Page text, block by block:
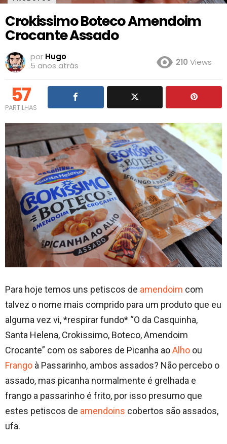
Crokissimo Boteco Amendoim
Crocante Assado
por Hugo
5 anos atrás
210 Views
57
PARTILHAS
Para hoje temos uns petiscos de amendoim com
talvez o nome mais comprido para um produto que eu
alguma vez vi, *respirar fundo* “O da Casquinha,
Santa Helena, Crokissimo, Boteco, Amendoim
Crocante” com os sabores de Picanha aoAlho ou
Frango à Passarinho, ambos assados? Não percebo o
assado, mas picanha normalmente é grelhada e
frango a passarinho é frito, por isso presumo que
estes petiscos de amendoins cobertos são assados,
ufa.